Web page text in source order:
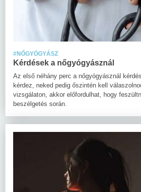
#NŐGYÓGYÁSZ
Kérdések a nőgyógyásznál
Az első néhány perc a nőgyógyásznál
kérdez, neked pedig őszintén kell
vizsgálaton, akkor előfordulhat, hogy
beszélgetés során.